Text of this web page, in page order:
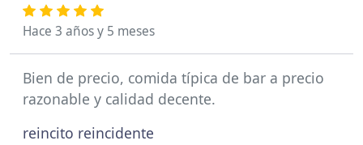
Hace 3 años y 5 meses
Bien de precio, comida típica de bar a precio
razonable y calidad decente.
reincito reincidente